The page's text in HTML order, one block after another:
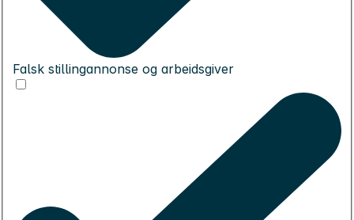
Falsk stillingannonse og arbeidsgiver